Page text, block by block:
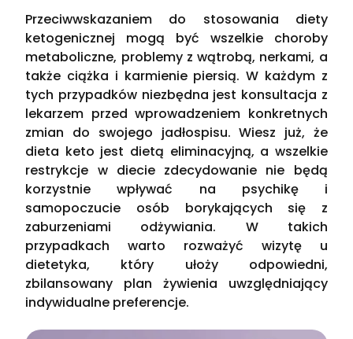
Przeciwwskazaniem do stosowania diety
ketogenicznej mogą być wszelkie choroby
metaboliczne, problemy z wątrobą, nerkami, a
także ciążka i karmienie piersią. W każdym z
tych przypadków niezbędna jest konsultacja z
lekarzem przed wprowadzeniem konkretnych
zmian do swojego jadłospisu. Wiesz już, że
dieta keto jest dietą eliminacyjną, a wszelkie
restrykcje w diecie zdecydowanie nie będą
korzystnie wpływać na psychikę i
samopoczucie osób borykających się z
zaburzeniami odżywiania. W takich
przypadkach warto rozważyć wizytę u
dietetyka, który ułoży odpowiedni,
zbilansowany plan żywienia uwzględniający
indywidualne preferencje.